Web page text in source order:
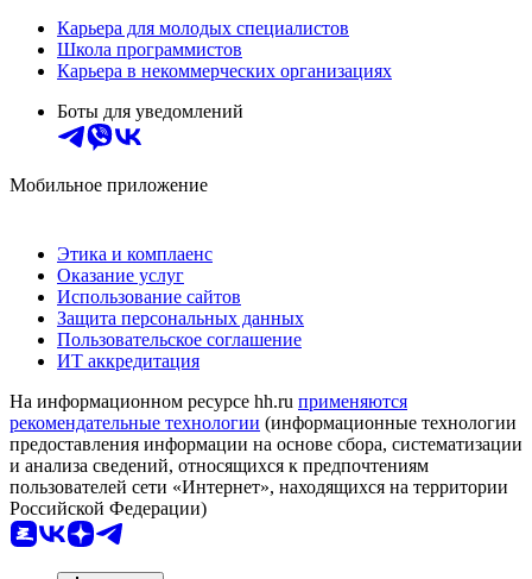
Карьера для молодых специалистов
Школа программистов
Карьера в некоммерческих организациях
Боты для уведомлений
Мобильное приложение
Этика и комплаенс
Оказание услуг
Использование сайтов
Защита персональных данных
Пользовательское соглашение
ИТ аккредитация
На информационном ресурсе hh.ru применяются
рекомендательные технологии (информационные технологии
предоставления информации на основе сбора, систематизации
и анализа сведений, относящихся к предпочтениям
пользователей сети «Интернет», находящихся на территории
Российской Федерации)